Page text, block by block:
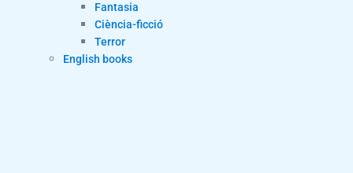
Fantasia
Ciència-ficció
Terror
English books